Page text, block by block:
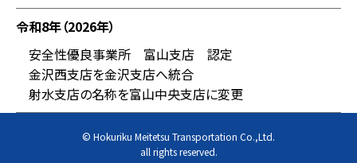
令和8年（2026年）
安全性優良事業所 富山支店 認定
金沢西支店を金沢支店へ統合
射水支店の名称を富山中央支店に変更
© Hokuriku Meitetsu Transportation Co.,Ltd.
all rights reserved.